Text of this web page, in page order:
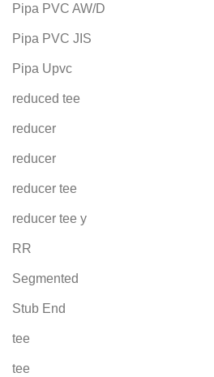
Pipa PVC AW/D
Pipa PVC JIS
Pipa Upvc
reduced tee
reducer
reducer
reducer tee
reducer tee y
RR
Segmented
Stub End
tee
tee